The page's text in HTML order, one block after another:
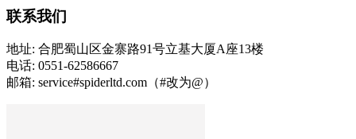
联系我们
地址: 合肥蜀山区金寨路91号立基大厦A座13楼
电话: 0551-62586667
邮箱: service#spiderltd.com（#改为@）